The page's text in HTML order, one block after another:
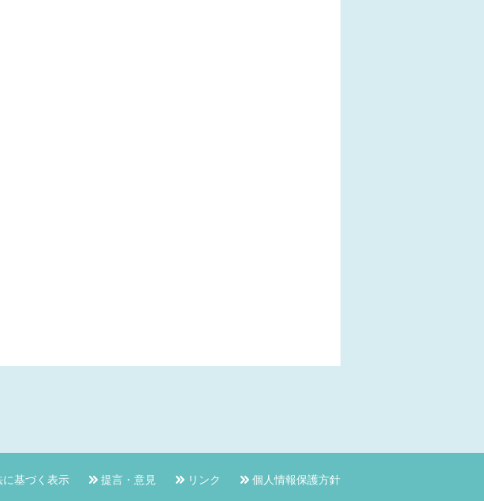
基づく表示 提言・意見 リンク 個人情報保護方針